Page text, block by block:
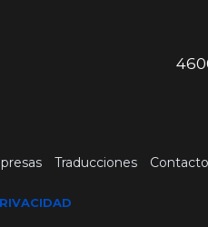
Traducciones Contacto